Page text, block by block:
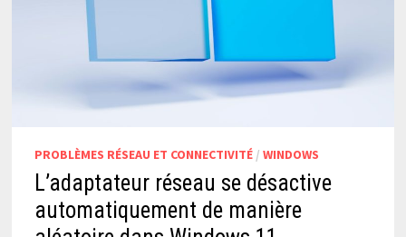
PROBLÈMES RÉSEAU ET CONNECTIVITÉ/ WINDOWS
L’adaptateur réseau se désactive
automatiquement de manière